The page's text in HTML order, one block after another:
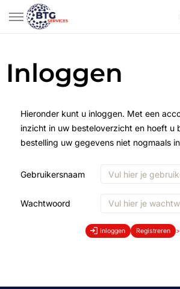
Inloggen
Hieronder kunt u inloggen. Met een
inzicht in uw besteloverzicht en hoeft u
bestelling uw gegevens niet nogmaals
Gebruikersnaam
Wachtwoord
Inloggen Registreren >